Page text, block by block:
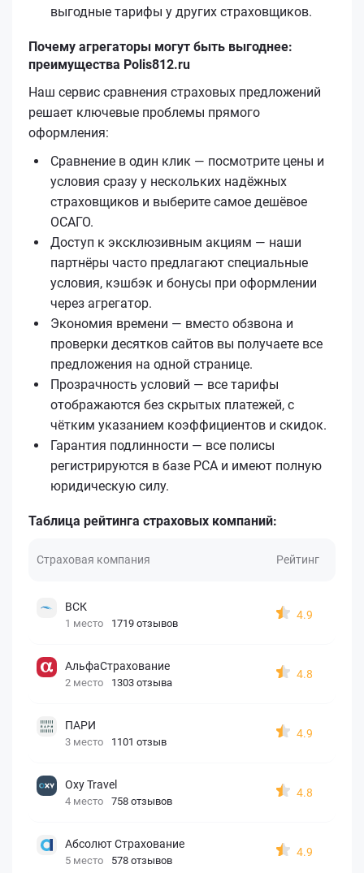
выгодные тарифы у других страховщиков.
Почему агрегаторы могут быть выгоднее:
преимущества Polis812.ru
Наш сервис сравнения страховых предложений
решает ключевые проблемы прямого
оформления:
Сравнение в один клик — посмотрите цены и
условия сразу у нескольких надёжных
страховщиков и выберите самое дешёвое
ОСАГО.
Доступ к эксклюзивным акциям — наши
партнёры часто предлагают специальные
условия, кэшбэк и бонусы при оформлении
через агрегатор.
Экономия времени — вместо обзвона и
проверки десятков сайтов вы получаете все
предложения на одной странице.
Прозрачность условий — все тарифы
отображаются без скрытых платежей, с
чётким указанием коэффициентов и скидок.
Гарантия подлинности — все полисы
регистрируются в базе РСА и имеют полную
юридическую силу.
Таблица рейтинга страховых компаний:
Страховая компания Рейтинг
ВСК
1 место 1719 отзывов
4.9
АльфаСтрахование
2 место 1303 отзыва
4.8
ПАРИ
3 место 1101 отзыв
4.9
Oxy Travel
4 место 758 отзывов
4.8
Абсолют Страхование
5 место 578 отзывов
4.9